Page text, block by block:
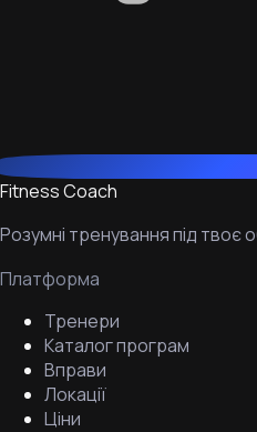
Fitness Coach
Розумні тренування під твоє
Платформа
Тренери
Каталог програм
Вправи
Локації
Ціни